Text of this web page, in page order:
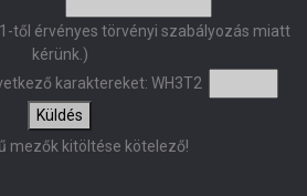
től érvényes törvényi szabályozás miatt
kérünk.)
karaktereket: WH3T2
Küldés
mezők kitöltése kötelező!